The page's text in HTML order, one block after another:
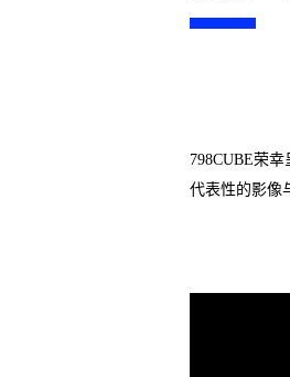
798CUBE荣
代表性的影像